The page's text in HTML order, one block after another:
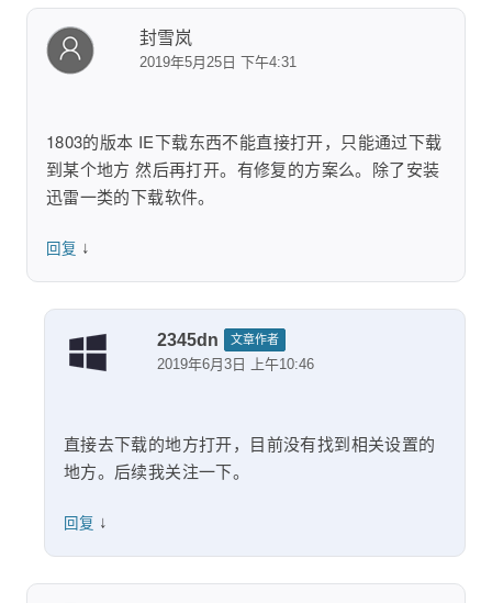
封雪岚
2019年5月25日 下午4:31
1803的版本 IE下载东西不能直接打开，只能通过下载
到某个地方 然后再打开。有修复的方案么。除了安装
迅雷一类的下载软件。
回复 ↓
2345dn 文章作者
2019年6月3日 上午10:46
直接去下载的地方打开，目前没有找到相关设置的
地方。后续我关注一下。
回复 ↓